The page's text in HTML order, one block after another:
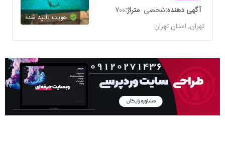
آگهی دهندهشخصی متراژ700
تهران,استان تهران
هویت تأیید شده